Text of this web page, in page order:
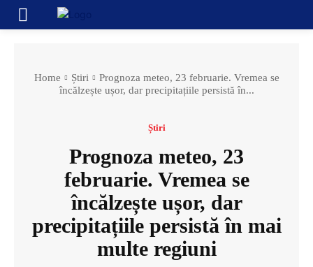
Home Știri
Prognoza meteo, 23 februarie. Vremea se
încălzește ușor, dar precipitațiile persistă în...
Știri
Prognoza meteo, 23
februarie. Vremea se
încălzește ușor, dar
precipitațiile persistă în mai
multe regiuni